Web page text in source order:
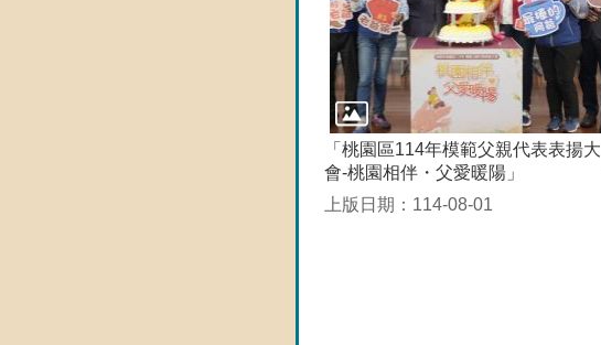
「桃園區114年模範父親代表表揚大
會-桃園相伴・父愛暖陽」
上版日期：114-08-01